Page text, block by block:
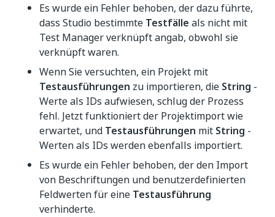
Es wurde ein Fehler behoben, der dazu führte,
dass Studio bestimmte Testfälle als nicht mit
Test Manager verknüpft angab, obwohl sie
verknüpft waren.
Wenn Sie versuchten, ein Projekt mit
Testausführungen zu importieren, die String -
Werte als IDs aufwiesen, schlug der Prozess
fehl. Jetzt funktioniert der Projektimport wie
erwartet, und Testausführungen mit String -
Werten als IDs werden ebenfalls importiert.
Es wurde ein Fehler behoben, der den Import
von Beschriftungen und benutzerdefinierten
Feldwerten für eine Testausführung
verhinderte.